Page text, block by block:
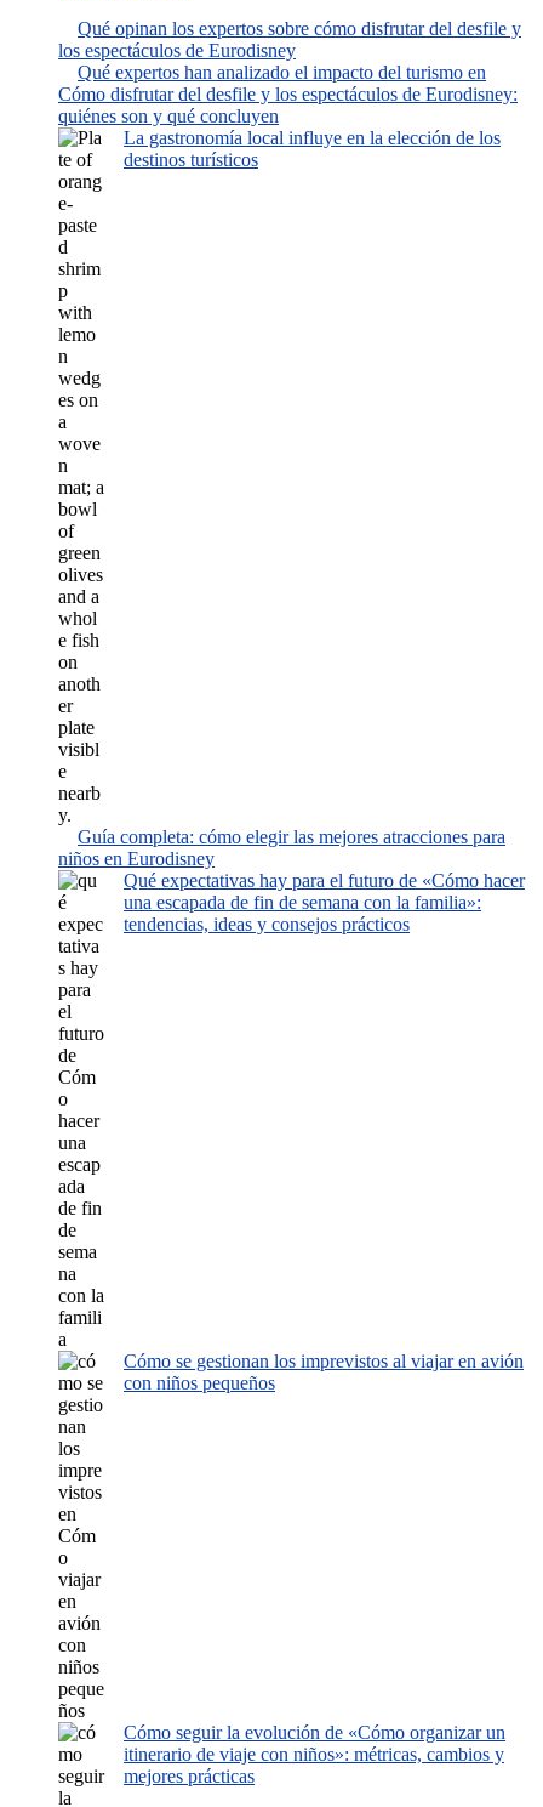
Qué opinan los expertos sobre cómo disfrutar del desfile y
los espectáculos de Eurodisney
Qué expertos han analizado el impacto del turismo en
Cómo disfrutar del desfile y los espectáculos de Eurodisney:
quiénes son y qué concluyen
La gastronomía local influye en la elección de los
destinos turísticos
Guía completa: cómo elegir las mejores atracciones para
niños en Eurodisney
Qué expectativas hay para el futuro de «Cómo hacer
una escapada de fin de semana con la familia»:
tendencias, ideas y consejos prácticos
Cómo se gestionan los imprevistos al viajar en avión
con niños pequeños
Cómo seguir la evolución de «Cómo organizar un
itinerario de viaje con niños»: métricas, cambios y
mejores prácticas